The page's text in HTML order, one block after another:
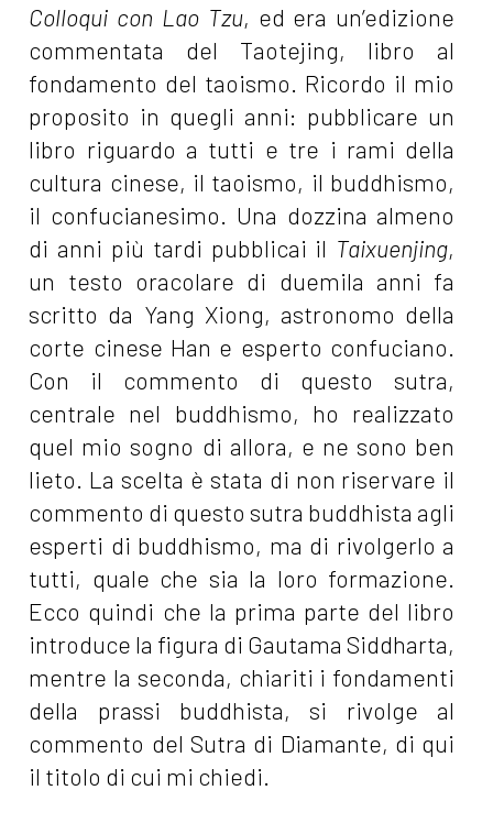
Colloqui con Lao Tzu, ed era un’edizione
commentata del Taotejing, libro al
fondamento del taoismo. Ricordo il mio
proposito in quegli anni: pubblicare un
libro riguardo a tutti e tre i rami della
cultura cinese, il taoismo, il buddhismo,
il confucianesimo. Una dozzina almeno
di anni più tardi pubblicai il Taixuenjing,
un testo oracolare di duemila anni fa
scritto da Yang Xiong, astronomo della
corte cinese Han e esperto confuciano.
Con il commento di questo sutra,
centrale nel buddhismo, ho realizzato
quel mio sogno di allora, e ne sono ben
lieto. La scelta è stata di non riservare il
commento di questo sutra buddhista agli
esperti di buddhismo, ma di rivolgerlo a
tutti, quale che sia la loro formazione.
Ecco quindi che la prima parte del libro
introduce la figura di Gautama Siddharta,
mentre la seconda, chiariti i fondamenti
della prassi buddhista, si rivolge al
commento del Sutra di Diamante, di qui
il titolo di cui mi chiedi.